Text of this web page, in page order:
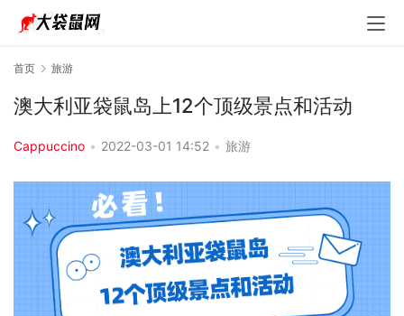
首页 旅游
澳大利亚袋鼠岛上12个顶级景点和活动
Cappuccino • 2022-03-01 14:52 • 旅游